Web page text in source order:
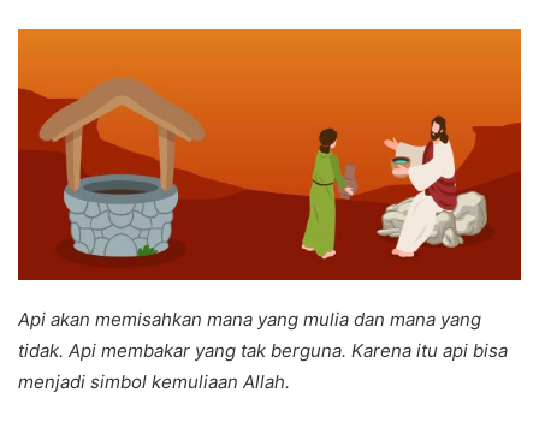
Api akan memisahkan mana yang mulia dan mana yang
tidak. Api membakar yang tak berguna. Karena itu api bisa
menjadi simbol kemuliaan Allah.